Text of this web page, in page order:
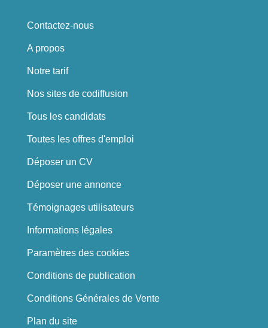
Contactez-nous
A propos
Notre tarif
Nos sites de codiffusion
Tous les candidats
Toutes les offres d'emploi
Déposer un CV
Déposer une annonce
Témoignages utilisateurs
Informations légales
Paramètres des cookies
Conditions de publication
Conditions Générales de Vente
Plan du site